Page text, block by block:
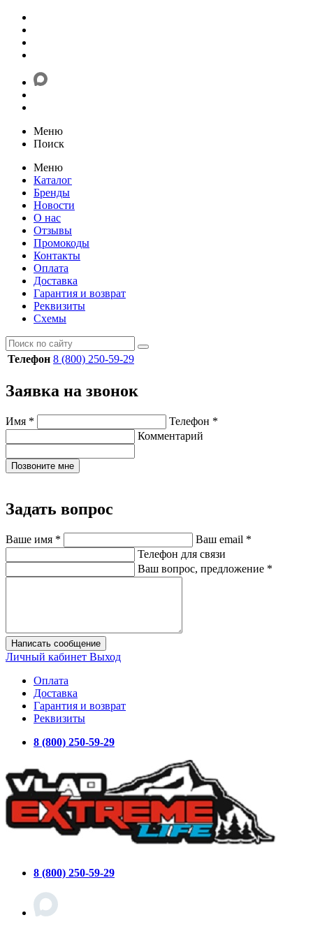
Меню
Поиск
Меню
Каталог
Бренды
Новости
О нас
Отзывы
Промокоды
Контакты
Оплата
Доставка
Гарантия и возврат
Реквизиты
Схемы
Телефон 8 (800) 250-59-29
Заявка на звонок
Имя * Телефон *
Комментарий
Позвоните мне
Задать вопрос
Ваше имя * Ваш email *
Телефон для связи
Ваш вопрос, предложение *
Написать сообщение
Личный кабинет Выход
Оплата
Доставка
Гарантия и возврат
Реквизиты
8 (800) 250-59-29
8 (800) 250-59-29